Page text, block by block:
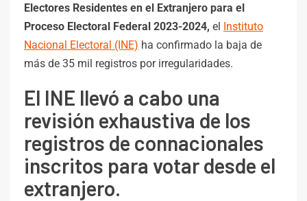
Electores Residentes en el Extranjero para el
Proceso Electoral Federal 2023-2024, el Instituto
Nacional Electoral (INE) ha confirmado la baja de
más de 35 mil registros por irregularidades.
El INE llevó a cabo una
revisión exhaustiva de los
registros de connacionales
inscritos para votar desde el
extranjero.